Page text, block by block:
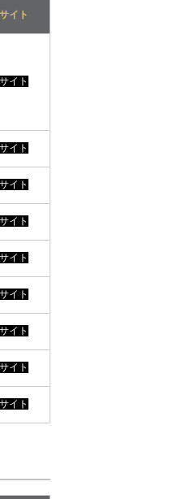
イト
イト
イト
イト
イト
イト
イト
イト
イト
イト